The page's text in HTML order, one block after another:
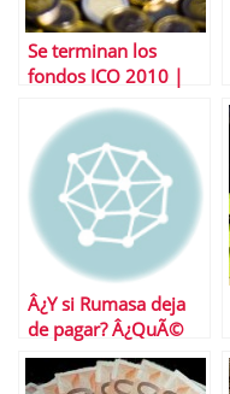
Se terminan los
fondos ICO 2010 |
operaciones
Â¿Y si Rumasa deja
de pagar? Â¿QuÃ©
pasa con el dinero de
los inversores?